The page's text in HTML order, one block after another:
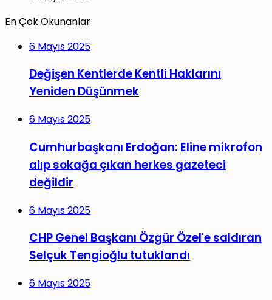
En Çok Okunanlar
6 Mayıs 2025
Değişen Kentlerde Kentli Haklarını
Yeniden Düşünmek
6 Mayıs 2025
Cumhurbaşkanı Erdoğan: Eline mikrofon
alıp sokağa çıkan herkes gazeteci
değildir
6 Mayıs 2025
CHP Genel Başkanı Özgür Özel'e saldıran
Selçuk Tengioğlu tutuklandı
6 Mayıs 2025